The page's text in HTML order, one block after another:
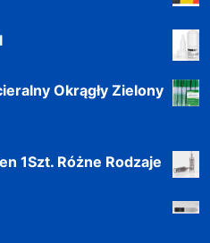
Okrągły Zielony
1Szt. Różne Rodzaje